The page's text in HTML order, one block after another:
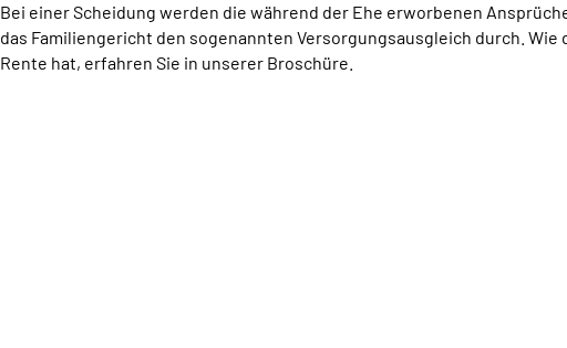
Bei einer Scheidung werden die während der Ehe erworbenen
das Familiengericht den sogenannten Versorgungsausgleich durch.
Rente hat, erfahren Sie in unserer Broschüre.